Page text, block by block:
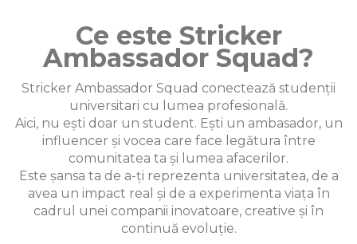
Ce este Stricker
Ambassador Squad?
Stricker Ambassador Squad conectează studenții
universitari cu lumea profesională.
Aici, nu ești doar un student. Ești un ambasador, un
influencer și vocea care face legătura între
comunitatea ta și lumea afacerilor.
Este șansa ta de a-ți reprezenta universitatea, de a
avea un impact real și de a experimenta viața în
cadrul unei companii inovatoare, creative și în
continuă evoluție.